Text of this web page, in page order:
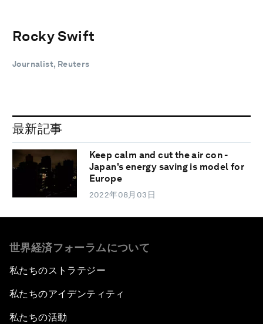
Rocky Swift
Journalist, Reuters
最新記事
Keep calm and cut the air con -
Japan's energy saving is model for
Europe
2022年08月03日
世界経済フォーラムについて
私たちのストラテジー
私たちのアイデンティティ
私たちの活動